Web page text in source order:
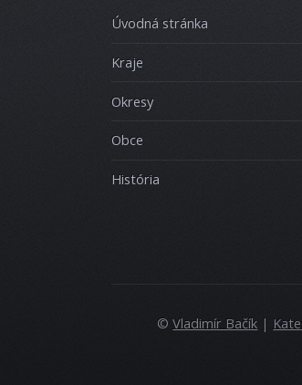
Úvodná stránka
Kraje
Okresy
Obce
História
©Vladimír Bačík |